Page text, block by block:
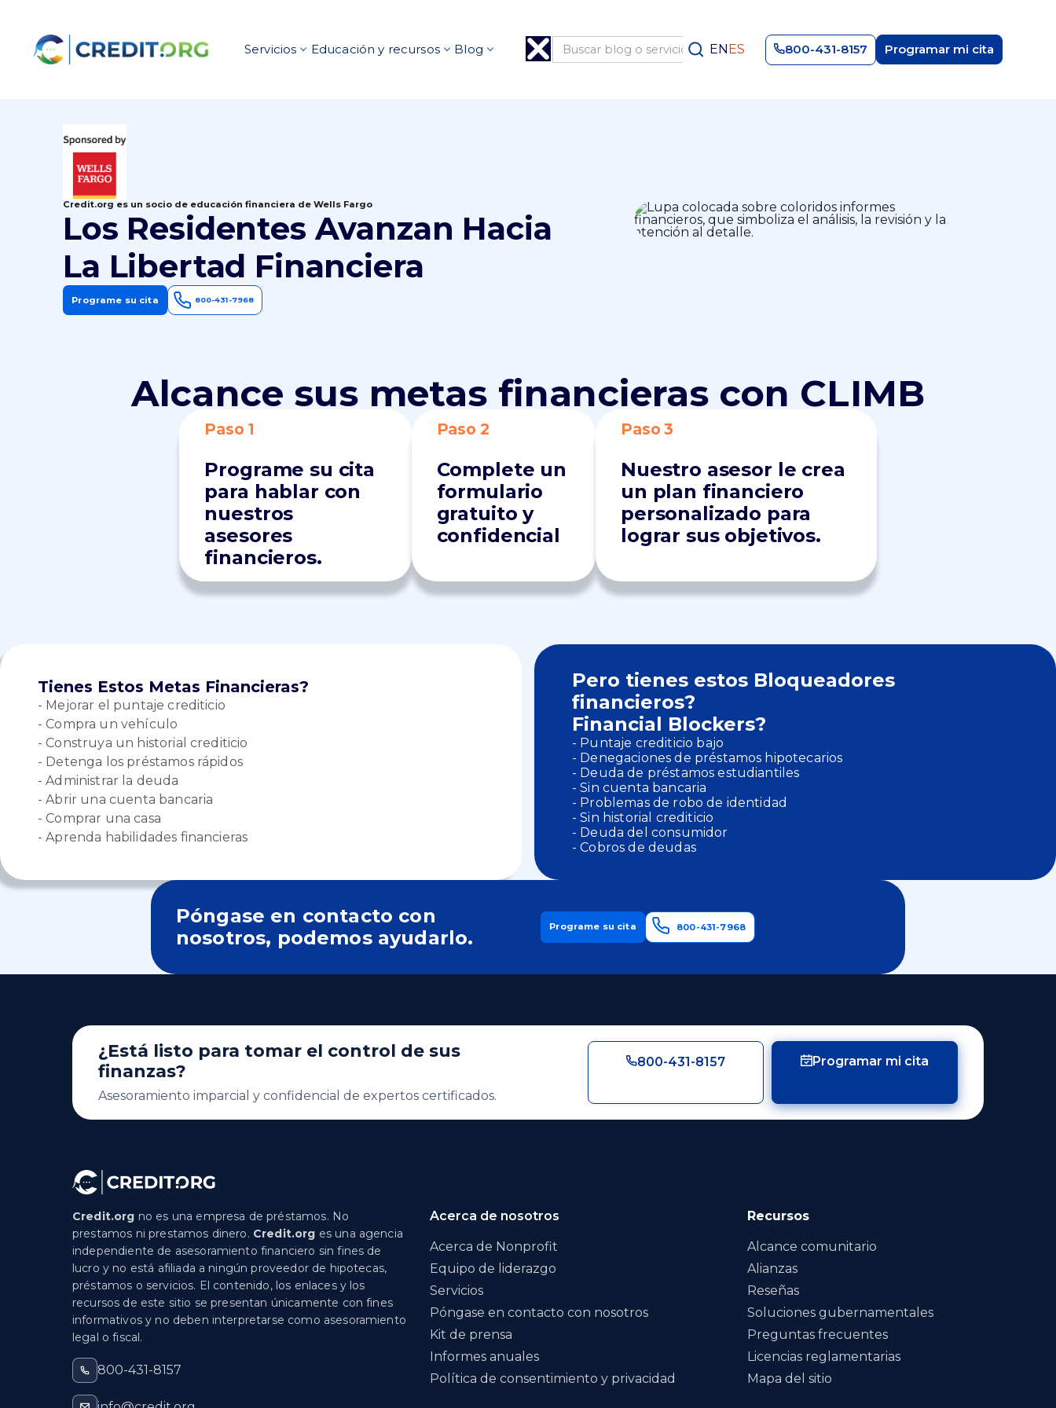
Servicios Educación y recursos Blog ENES 800-431-8157 Programar mi cita
Credit.org es un socio de educación financiera de Wells Fargo
Los Residentes Avanzan Hacia
La Libertad Financiera
Programe su cita 800-431-7968
Alcance sus metas financieras con CLIMB
Paso 1
Programe su cita
para hablar con
nuestros
asesores
financieros.
Paso 2
Complete un
formulario
gratuito y
confidencial
Paso 3
Nuestro asesor le crea
un plan financiero
personalizado para
lograr sus objetivos.
Tienes Estos Metas Financieras?
- Mejorar el puntaje crediticio
- Compra un vehículo
- Construya un historial crediticio
- Detenga los préstamos rápidos
- Administrar la deuda
- Abrir una cuenta bancaria
- Comprar una casa
- Aprenda habilidades financieras
Pero tienes estos Bloqueadores
financieros?
Financial Blockers?
- Puntaje crediticio bajo
- Denegaciones de préstamos hipotecarios
- Deuda de préstamos estudiantiles
- Sin cuenta bancaria
- Problemas de robo de identidad
- Sin historial crediticio
- Deuda del consumidor
- Cobros de deudas
Póngase en contacto con
nosotros, podemos ayudarlo.
Programe su cita 800-431-7968
¿Está listo para tomar el control de sus
finanzas?
Asesoramiento imparcial y confidencial de expertos certificados.
800-431-8157 Programar mi cita
Credit.org no es una empresa de préstamos. No
prestamos ni prestamos dinero. Credit.org es una agencia
independiente de asesoramiento financiero sin fines de
lucro y no está afiliada a ningún proveedor de hipotecas,
préstamos o servicios. El contenido, los enlaces y los
recursos de este sitio se presentan únicamente con fines
informativos y no deben interpretarse como asesoramiento
legal o fiscal.
800-431-8157
Acerca de nosotros
Acerca de Nonprofit
Equipo de liderazgo
Servicios
Póngase en contacto con nosotros
Kit de prensa
Informes anuales
Política de consentimiento y privacidad
Recursos
Alcance comunitario
Alianzas
Reseñas
Soluciones gubernamentales
Preguntas frecuentes
Licencias reglamentarias
Mapa del sitio